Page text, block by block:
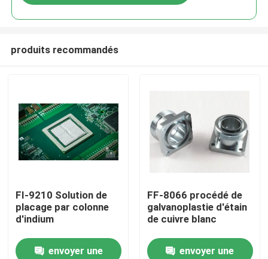
Accueil
Produits
produits recommandés
FI-9210 Solution de
placage par colonne
d'indium
envoyer une
FF-8066 procédé de
galvanoplastie d'étain
de cuivre blanc
envoyer une